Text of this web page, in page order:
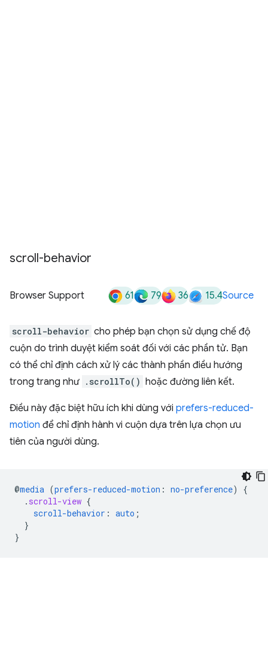
scroll-behavior
Browser Support 61 79 36 15.4Source
scroll-behavior cho phép bạn chọn sử dụng chế độ
cuộn do trình duyệt kiểm soát đối với các phần tử. Bạn
có thể chỉ định cách xử lý các thành phần điều hướng
trong trang như .scrollTo() hoặc đường liên kết.
Điều này đặc biệt hữu ích khi dùng với prefers-reduced-
motion để chỉ định hành vi cuộn dựa trên lựa chọn ưu
tiên của người dùng.
@media (prefers-reduced-motion : no-preference)
{
. scroll-view {
scroll-behavior : auto ;
}
}